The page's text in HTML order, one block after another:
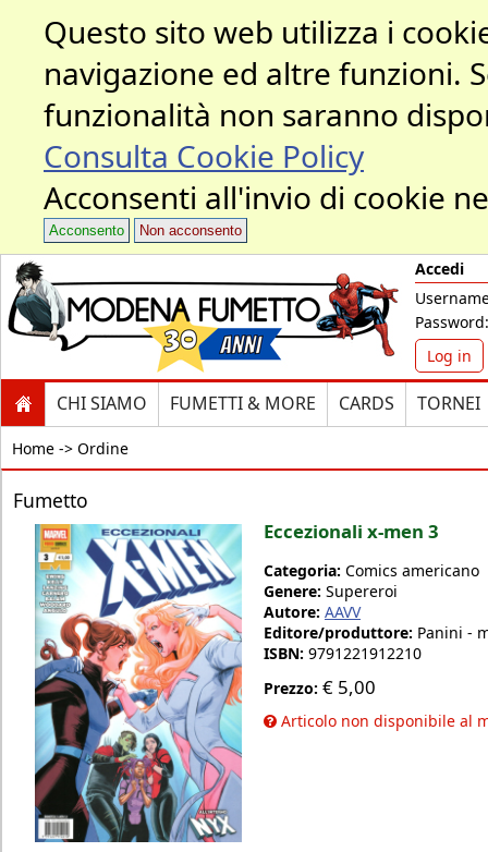
Questo sito web utilizza i
navigazione ed altre funzioni.
funzionalità non saranno
Consulta Cookie Policy
Acconsenti all'invio di cookie
Acconsento Non acconsento
Accedi
Password:
Log in
CHI SIAMO FUMETTI & MORE CARDS TORNEI
Home -> Ordine
Fumetto
Eccezionali x-men 3
Categoria: Comics americano
Genere: Supereroi
Autore: AAVV
Editore/produttore: Panini -
ISBN: 9791221912210
Prezzo: € 5,00
Articolo non disponibile al